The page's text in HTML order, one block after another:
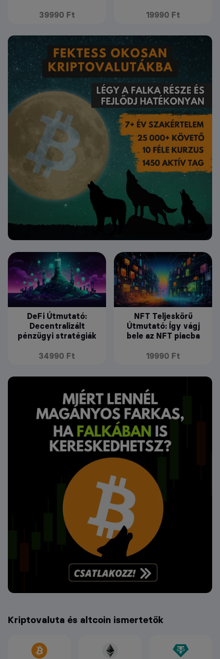
39990 Ft 19990 Ft
DeFi Útmutató:
Decentralizált
pénzügyi stratégiák
34990 Ft
NFT Teljeskörű
Útmutató: Így vágj
bele az NFT piacba
19990 Ft
Kriptovaluta és altcoin ismertetők